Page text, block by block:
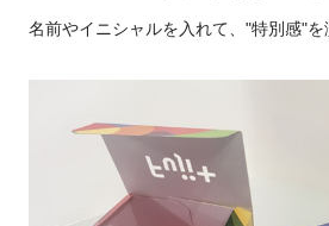
名前やイニシャルを入れて、"特別感"を